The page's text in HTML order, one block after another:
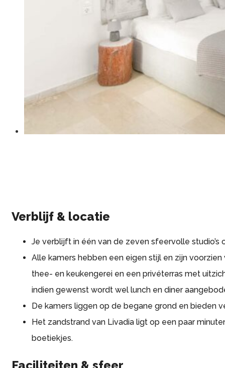
Verblijf & locatie
Je verblijft in één van de zeven sfeervolle
Alle kamers hebben een eigen stijl en zijn
thee- en keukengerei en een privéterras met
indien gewenst wordt wel lunch en diner
De kamers liggen op de begane grond en bieden
Het zandstrand van Livadia ligt op een paar
boetiekjes.